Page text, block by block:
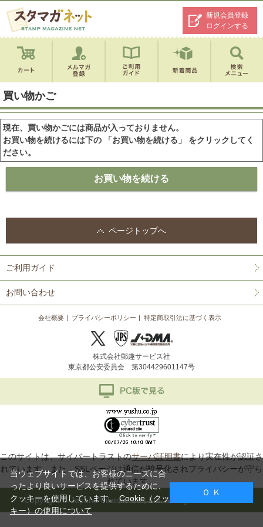
新規会員登録
ログインする
買い物かご
現在、買い物かごには商品が入っておりません。
お買い物を続けるには下の 「お買い物を続ける」 をクリックしてく
ださい。
ページトップへ
ご利用ガイド
お問い合わせ
会社概要 プライバシーポリシー 特定商取引法に基づく表示
株式会社郵趣サービス社
東京都公安委員会 第304429601147号
このサイトは、サイバートラストのサーバ証明書により実在性が認証さ
れています。また、SSLページは通信が暗号化されプライバシーが守ら
れています。
Copyright © Japan Philatelic Co., Ltd. All Rights Reserved.
当ウェブサイトでは、お客様のニーズに合
ったより良いサービスを提供するために、
クッキーを使用しています。Cookie（クッ
キー）の使用について
Ｏ Ｋ